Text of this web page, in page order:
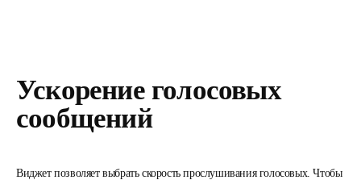
Ускорение голосовых
сообщений
Виджет позволяет выбрать скорость прослушивания голосовых. Чтобы